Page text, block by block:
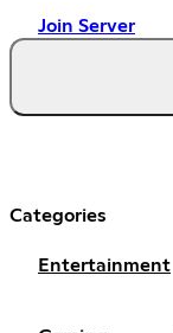
Join Server
Categories
Entertainment